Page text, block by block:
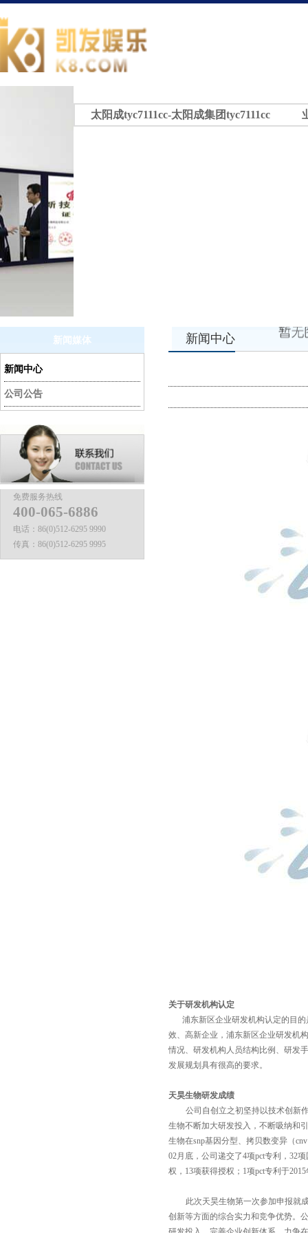
太阳成tyc7111cc-太阳成集团tyc7111cc
新闻媒体
新闻中心
公司公告
免费服务热线
400-065-6886
电话： 86(0)512-6295 9990
传真： 86(0)512-6295 9995
新闻中心
关于研发机构认定
浦东新区企业研发机构认定的目的
效、高新企业 ，浦东新区企业研发机构
情况、研发机构人员结构比例、研发
发展规划具有很高的要求。
天昊生物研发成绩
公司自创立之初坚持以技术创新
生物不断加大研发投入，不断吸纳和
生物在snp基因分型、拷贝数变异（cnv
02月底，公司递交了4项pct专利， 32项
权， 13项获得授权； 1项pct专利于2015
此次天昊生物第一次参加申报就
创新等方面的综合实力和竞争优势。